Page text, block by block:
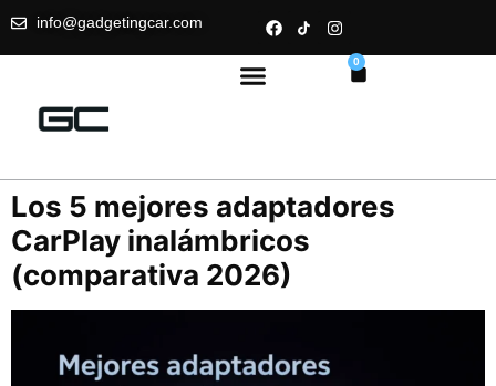
info@gadgetingcar.com
0
Los 5 mejores adaptadores
CarPlay inalámbricos
(comparativa 2026)